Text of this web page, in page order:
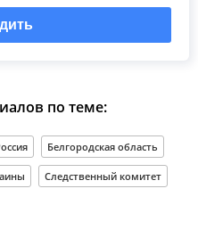
по теме:
Белгородская область
Следственный комитет